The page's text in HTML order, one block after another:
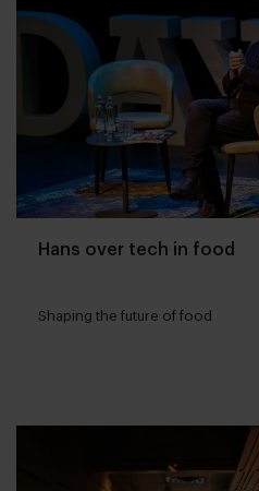
Hans over tech in food
Shaping the future of food